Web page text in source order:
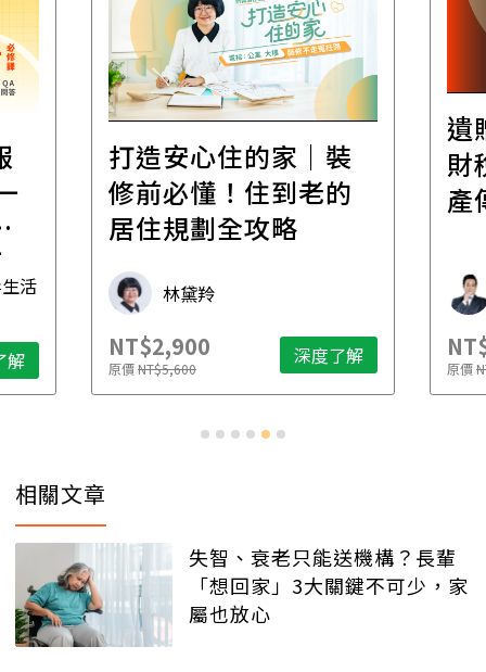
活
解
打造安心住的家｜裝
修前必懂！住到老的
居住規劃全攻略
林黛羚
NT$2,900
原價NT$5,600 深度了解
遺
財
產
原價
相關文章
失智、衰老只能送機構？長輩
「想回家」3大關鍵不可少，家
屬也放心